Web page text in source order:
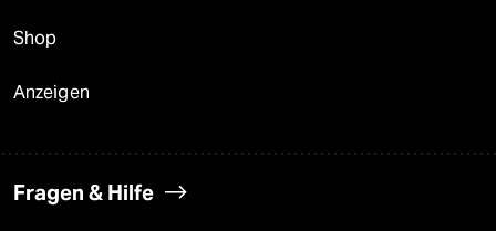
Shop
Anzeigen
Fragen & Hilfe